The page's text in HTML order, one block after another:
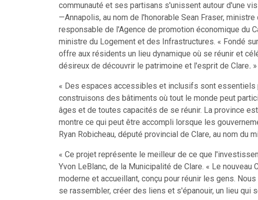
communauté et ses partisans s'unissent autour d'une
—Annapolis, au nom de l'honorable Sean Fraser,
responsable de l'Agence de promotion économique du
ministre du Logement et des Infrastructures. « Fondé
offre aux résidents un lieu dynamique où se réunir et
désireux de découvrir le patrimoine et l'esprit de Clare. »
« Des espaces accessibles et inclusifs sont
construisons des bâtiments où tout le monde peut
âges et de toutes capacités de se réunir. La province
montre ce qui peut être accompli lorsque les
Ryan Robicheau, député provincial de Clare, au nom
« Ce projet représente le meilleur de ce que
Yvon LeBlanc, de la Municipalité de Clare. « Le
moderne et accueillant, conçu pour réunir les gens.
se rassembler, créer des liens et s'épanouir, un lieu qui